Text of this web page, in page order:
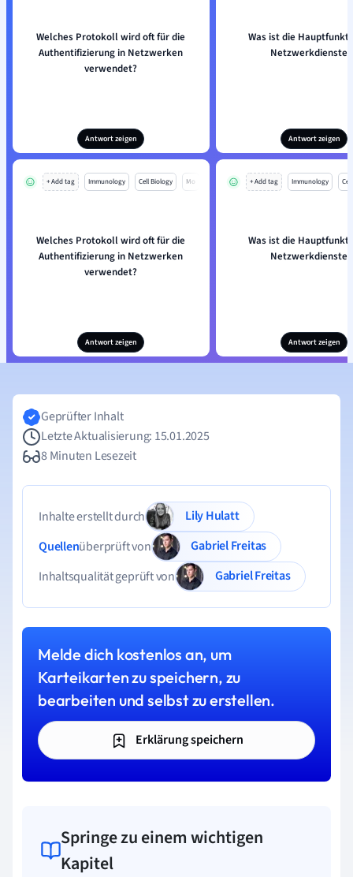
Welches Protokoll wird oft für die
Authentifizierung in Netzwerken
verwendet?
Antwort zeigen
Was ist die
Antwort zeigen
+ Add tag Immunology Cell Biology Mo
Welches Protokoll wird oft für die
Authentifizierung in Netzwerken
verwendet?
Antwort zeigen
+ Add tag Immunology
Was ist die
Antwort zeigen
Geprüfter Inhalt
Letzte Aktualisierung: 15.01.2025
8 Minuten Lesezeit
Inhalte erstellt durch
Lily Hulatt
Quellenüberprüft von
Gabriel Freitas
Inhaltsqualität geprüft von
Gabriel Freitas
Melde dich kostenlos an, um
Karteikarten zu speichern, zu
bearbeiten und selbst zu erstellen.
Erklärung speichern
Springe zu einem wichtigen
Kapitel